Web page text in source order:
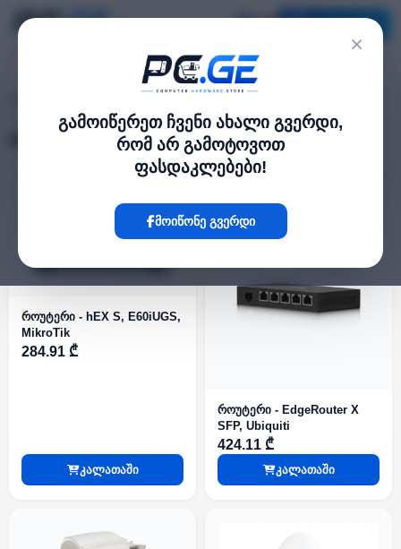
×
გამოიწერეთ ჩვენი ახალი გვერდი,
რომ არ გამოტოვოთ
ფასდაკლებები!
მოიწონე გვერდი
WiFi როუტერები
24 პროდუქტი
როუტერი - hEX S, E60iUGS,
MikroTik
284.91 ₾
კალათაში
როუტერი - EdgeRouter X
SFP, Ubiquiti
424.11 ₾
კალათაში